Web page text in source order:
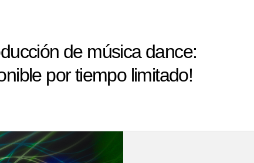
de música dance:
por tiempo limitado!